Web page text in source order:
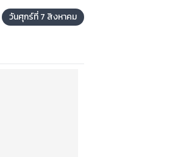
วันศุกร์ที่ 7 สิงหาคม